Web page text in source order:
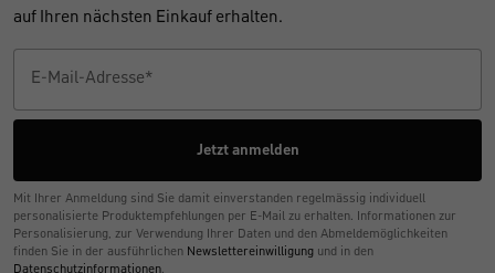
auf Ihren nächsten Einkauf erhalten.
Jetzt anmelden
Mit Ihrer Anmeldung sind Sie damit einverstanden regelmässig individuell
personalisierte Produktempfehlungen per E-Mail zu erhalten. Informationen zur
Personalisierung, zur Verwendung Ihrer Daten und den Abmelde­möglichkeiten
finden Sie in der ausführlichen Newslettereinwilligung und in den
Datenschutzinformationen.